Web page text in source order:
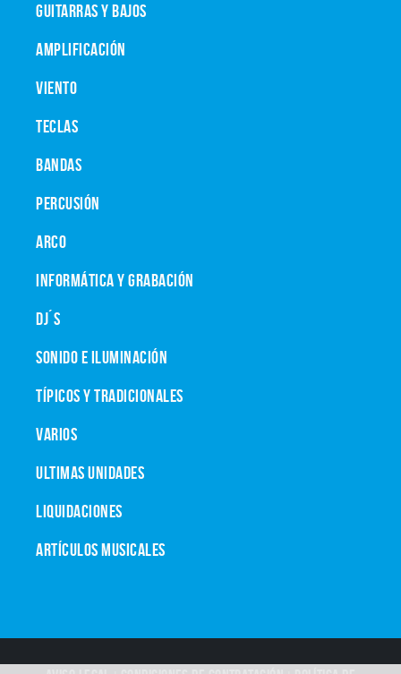
GUITARRAS Y BAJOS
AMPLIFICACIÓN
VIENTO
TECLAS
BANDAS
PERCUSIÓN
ARCO
INFORMÁTICA Y GRABACIÓN
DJ´S
SONIDO E ILUMINACIÓN
TÍPICOS Y TRADICIONALES
VARIOS
ULTIMAS UNIDADES
LIQUIDACIONES
ARTÍCULOS MUSICALES